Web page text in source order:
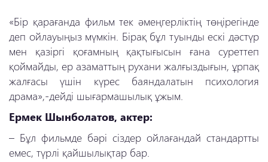
«Бір қарағанда фильм тек әмеңгерліктің төңірегінде
деп ойлауыңыз мүмкін. Бірақ бұл туынды ескі дәстүр
мен қазіргі қоғамның қақтығысын ғана суреттеп
қоймайды, ер азаматтың рухани жалғыздығын, ұрпақ
жалғасы үшін күрес баяндалатын психология
драма»,-дейді шығармашылық ұжым.
Ермек Шынболатов, актер:
– Бұл фильмде бәрі сіздер ойлағандай стандартты
емес, түрлі қайшылықтар бар.